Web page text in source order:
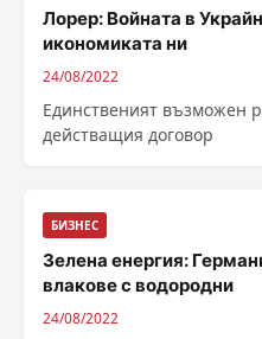
Лорер: Войната в
икономиката ни
24/08/2022
Единственият възможен
действащия договор
БИЗНЕС
Зелена енергия:
влакове с водородни
24/08/2022